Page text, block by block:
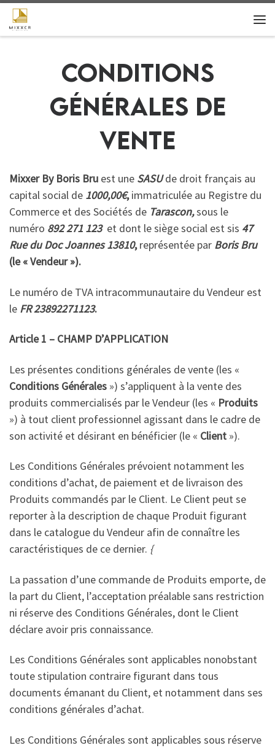
Skip to content
Conditions
générales de
vente
Mixxer By Boris Bru est une SASU de droit français au
capital social de 1000,00€,immatriculée au Registre du
Commerce et des Sociétés de Tarascon,sous le
numéro 892 271 123 et dont le siège social est sis 47
Rue du Doc Joannes 13810,représentée par Boris Bru
(le « Vendeur »).
Le numéro de TVA intracommunautaire du Vendeur est
le FR 23892271123.
Article 1 – CHAMP D’APPLICATION
Les présentes conditions générales de vente (les «
Conditions Générales ») s’appliquent à la vente des
produits commercialisés par le Vendeur (les « Produits
») à tout client professionnel agissant dans le cadre de
son activité et désirant en bénéficier (le « Client »).
Les Conditions Générales prévoient notamment les
conditions d’achat, de paiement et de livraison des
Produits commandés par le Client. Le Client peut se
reporter à la description de chaque Produit figurant
dans le catalogue du Vendeur afin de connaître les
caractéristiques de ce dernier. {
La passation d’une commande de Produits emporte, de
la part du Client, l’acceptation préalable sans restriction
ni réserve des Conditions Générales, dont le Client
déclare avoir pris connaissance.
Les Conditions Générales sont applicables nonobstant
toute stipulation contraire figurant dans tous
documents émanant du Client, et notamment dans ses
conditions générales d’achat.
Les Conditions Générales sont applicables sous réserve